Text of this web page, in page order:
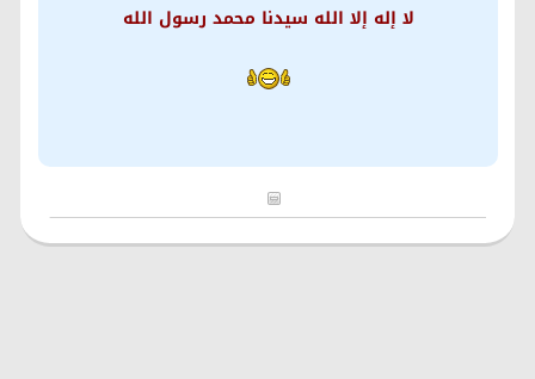
لا إله إلا الله سيدنا محمد رسول الله